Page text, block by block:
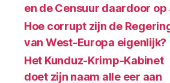
en de Censuur daardoor op
Hoe corrupt zijn de
van West-Europa eigenlijk?
Het Kunduz-Krimp-Kabinet
doet zijn naam alle eer aan